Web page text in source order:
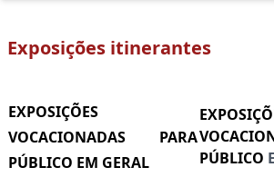
Exposições itinerantes
EXPOSIÇÕES
VOCACIONADAS PARA
PÚBLICO EM GERAL
PÚBLICO